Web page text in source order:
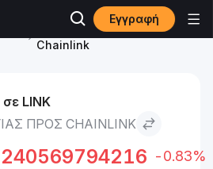
Εγγραφή
Κορόνα Νορβηγίας to
Chainlink
LINK
ΠΡΟΣ CHAINLINK
-0.83%